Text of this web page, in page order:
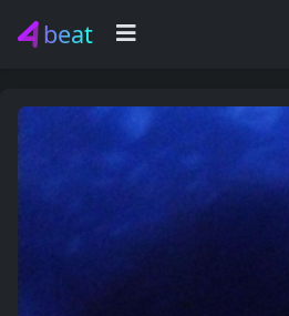
beat